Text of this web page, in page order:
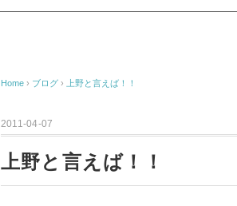
Home › ブログ › 上野と言えば！！
2011-04-07
上野と言えば！！